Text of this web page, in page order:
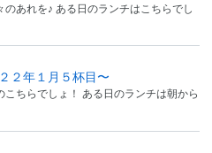
あれを♪ ある日のランチはこちらでし
２年１月５杯目〜
こちらでしょ！ ある日のランチは朝から